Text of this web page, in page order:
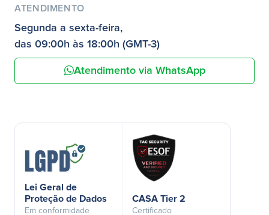
ATENDIMENTO
Segunda a sexta-feira,
das 09:00h às 18:00h (GMT-3)
Atendimento via WhatsApp
Lei Geral de
Proteção de Dados
Em conformidade
CASA Tier 2
Certificado